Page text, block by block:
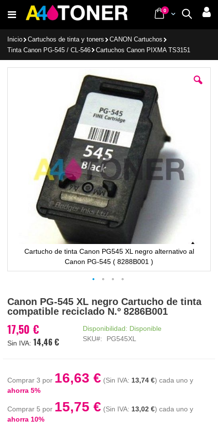
al
Buscar
Cart
0items
Inicio Cartuchos de tinta y toners
CANON Cartuchos
Tinta Canon PG-545 / CL-546
Cartuchos Canon PIXMA TS3151
Cartucho de tinta Canon PG545 XL negro alternativo al
Canon PG-545 ( 8288B001 )
al
comienzo
la
galería
Canon PG-545 XL negro Cartucho de tinta
compatible reciclado N.º 8286B001
17,50 €
14,46 €
Disponibilidad: Disponible
SKU
PG545XL
Comprar 3 por 16,63 € 13,74 € cada uno y
ahorra 5%
Comprar 5 por 15,75 € 13,02 € cada uno y
ahorra 10%